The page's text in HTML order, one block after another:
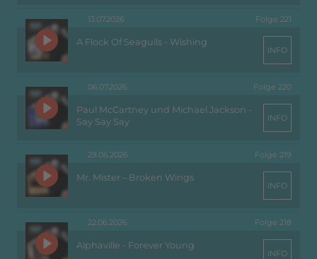
13.07.2026 Folge 221
A Flock Of Seagulls - Wishing
INFO
06.07.2026 Folge 220
Paul McCartney und Michael Jackson -
Say Say Say
INFO
29.06.2026 Folge 219
Mr. Mister – Broken Wings
INFO
22.06.2026 Folge 218
Alphaville - Forever Young
INFO